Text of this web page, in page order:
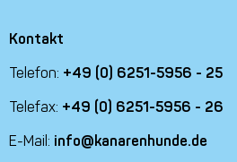
Kontakt
Telefon: +49 (0) 6251-5956 - 25
Telefax: +49 (0) 6251-5956 - 26
E-Mail: info@kanarenhunde.de